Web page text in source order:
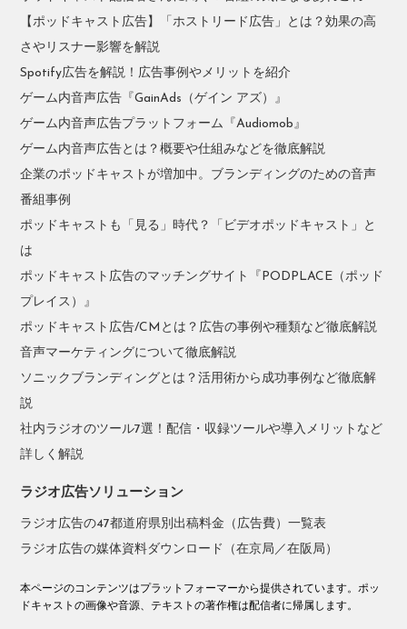
【ポッドキャスト広告】「ホストリード広告」とは？効果の高
さやリスナー影響を解説
Spotify広告を解説！広告事例やメリットを紹介
ゲーム内音声広告『GainAds（ゲイン アズ）』
ゲーム内音声広告プラットフォーム『Audiomob』
ゲーム内音声広告とは？概要や仕組みなどを徹底解説
企業のポッドキャストが増加中。ブランディングのための音声
番組事例
ポッドキャストも「見る」時代？「ビデオポッドキャスト」と
は
ポッドキャスト広告のマッチングサイト『PODPLACE（ポッド
プレイス）』
ポッドキャスト広告/CMとは？広告の事例や種類など徹底解説
音声マーケティングについて徹底解説
ソニックブランディングとは？活用術から成功事例など徹底解
説
社内ラジオのツール7選！配信・収録ツールや導入メリットなど
詳しく解説
ラジオ広告ソリューション
ラジオ広告の47都道府県別出稿料金（広告費）一覧表
ラジオ広告の媒体資料ダウンロード（在京局／在阪局）
本ページのコンテンツはプラットフォーマーから提供されています。ポッ
ドキャストの画像や音源、テキストの著作権は配信者に帰属します。